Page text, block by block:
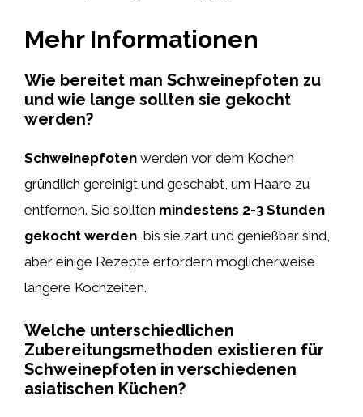
Mehr Informationen
Wie bereitet man Schweinepfoten zu
und wie lange sollten sie gekocht
werden?
Schweinepfoten werden vor dem Kochen
gründlich gereinigt und geschabt, um Haare zu
entfernen. Sie sollten mindestens 2-3 Stunden
gekocht werden , bis sie zart und genießbar sind,
aber einige Rezepte erfordern möglicherweise
längere Kochzeiten.
Welche unterschiedlichen
Zubereitungsmethoden existieren für
Schweinepfoten in verschiedenen
asiatischen Küchen?